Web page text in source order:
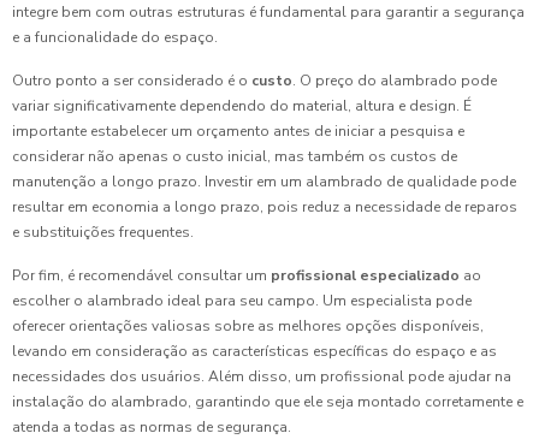
integre bem com outras estruturas é fundamental para garantir a segurança
e a funcionalidade do espaço.
Outro ponto a ser considerado é o custo. O preço do alambrado pode
variar significativamente dependendo do material, altura e design. É
importante estabelecer um orçamento antes de iniciar a pesquisa e
considerar não apenas o custo inicial, mas também os custos de
manutenção a longo prazo. Investir em um alambrado de qualidade pode
resultar em economia a longo prazo, pois reduz a necessidade de reparos
e substituições frequentes.
Por fim, é recomendável consultar um profissional especializado ao
escolher o alambrado ideal para seu campo. Um especialista pode
oferecer orientações valiosas sobre as melhores opções disponíveis,
levando em consideração as características específicas do espaço e as
necessidades dos usuários. Além disso, um profissional pode ajudar na
instalação do alambrado, garantindo que ele seja montado corretamente e
atenda a todas as normas de segurança.